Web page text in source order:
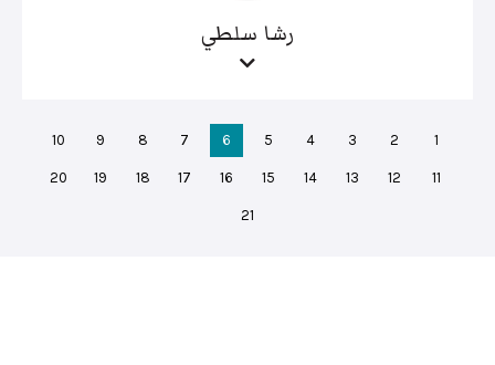
رشا سلطي
1
2
3
4
5
6
7
8
9
10
11
12
13
14
15
16
17
18
19
20
21